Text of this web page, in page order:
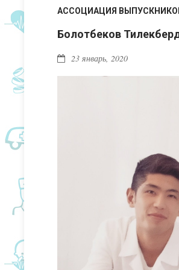
АССОЦИАЦИЯ
Болотбеков
23 январь, 2020